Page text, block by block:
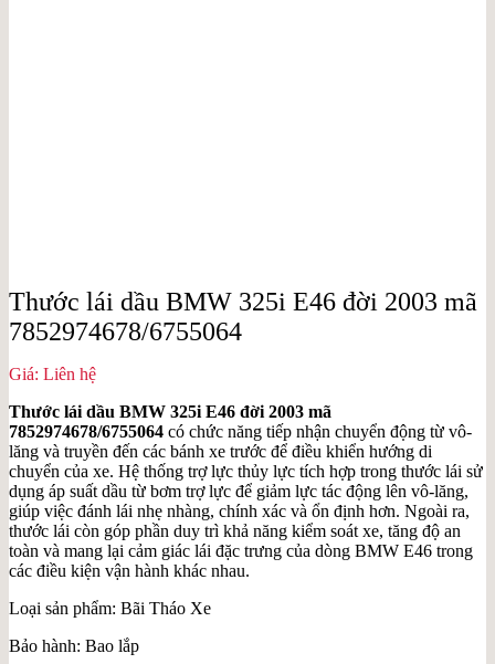
Thước lái dầu BMW 325i E46 đời 2003 mã
7852974678/6755064
Giá: Liên hệ
Thước lái dầu BMW 325i E46 đời 2003 mã
7852974678/6755064 có chức năng tiếp nhận chuyển động từ vô-
lăng và truyền đến các bánh xe trước để điều khiển hướng di
chuyển của xe. Hệ thống trợ lực thủy lực tích hợp trong thước lái sử
dụng áp suất dầu từ bơm trợ lực để giảm lực tác động lên vô-lăng,
giúp việc đánh lái nhẹ nhàng, chính xác và ổn định hơn. Ngoài ra,
thước lái còn góp phần duy trì khả năng kiểm soát xe, tăng độ an
toàn và mang lại cảm giác lái đặc trưng của dòng BMW E46 trong
các điều kiện vận hành khác nhau.
Loại sản phẩm: Bãi Tháo Xe
Bảo hành: Bao lắp